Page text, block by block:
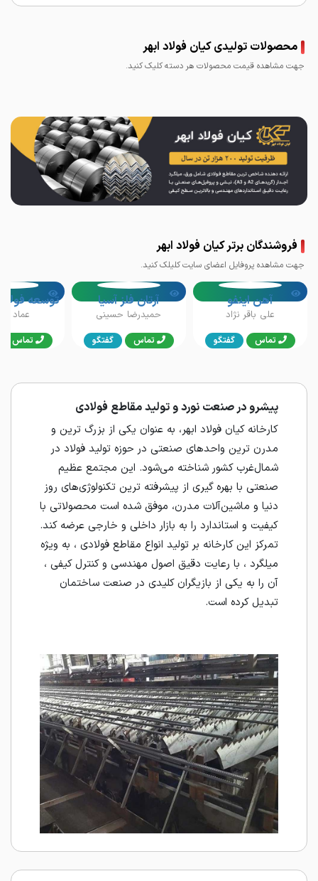
محصولات تولیدی کیان فولاد ابهر
جهت مشاهده قیمت محصولات هر دسته کلیک کنید.
فروشندگان برتر کیان فولاد ابهر
جهت مشاهده پروفایل اعضای سایت کلیلک کنید.
آهن اینفو
علی باقر نژاد
تماس گفتگو
آرتان فلز آسیا
حمیدرضا حسینی
تماس گفتگو
عماد
تماس
پیشرو در صنعت نورد و تولید مقاطع فولادی
کارخانه کیان فولاد ابهر، به عنوان یکی از بزرگ‌ ترین و
مدرن‌ ترین واحدهای صنعتی در حوزه تولید فولاد در
شمال‌غرب کشور شناخته می‌شود. این مجتمع عظیم
صنعتی با بهره‌ گیری از پیشرفته‌ ترین تکنولوژی‌های روز
دنیا و ماشین‌آلات مدرن، موفق شده است محصولاتی با
کیفیت و استاندارد را به بازار داخلی و خارجی عرضه کند.
تمرکز این کارخانه بر تولید انواع مقاطع فولادی ، به ویژه
میلگرد ، با رعایت دقیق اصول مهندسی و کنترل کیفی ،
آن را به یکی از بازیگران کلیدی در صنعت ساختمان
تبدیل کرده است.